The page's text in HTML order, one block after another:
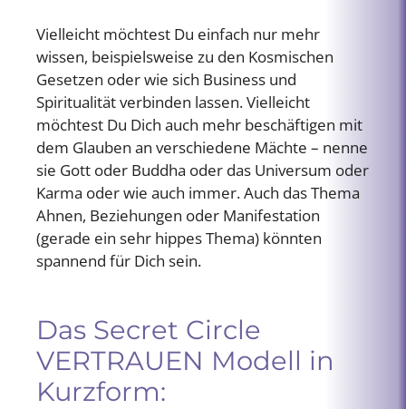
Vielleicht möchtest Du einfach nur mehr
wissen, beispielsweise zu den Kosmischen
Gesetzen oder wie sich Business und
Spiritualität verbinden lassen. Vielleicht
möchtest Du Dich auch mehr beschäftigen mit
dem Glauben an verschiedene Mächte – nenne
sie Gott oder Buddha oder das Universum oder
Karma oder wie auch immer. Auch das Thema
Ahnen, Beziehungen oder Manifestation
(gerade ein sehr hippes Thema) könnten
spannend für Dich sein.
Das Secret Circle
VERTRAUEN Modell in
Kurzform: